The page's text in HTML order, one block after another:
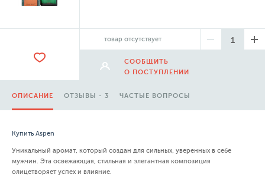
товар отсутствует
СООБЩИТЬ
О ПОСТУПЛЕНИИ
ОПИСАНИЕ ОТЗЫВЫ - 3 ЧАСТЫЕ ВОПРОСЫ
Купить Aspen
Уникальный аромат, который создан для сильных, уверенных в себе
мужчин. Эта освежающая, стильная и элегантная композиция
олицетворяет успех и влияние.